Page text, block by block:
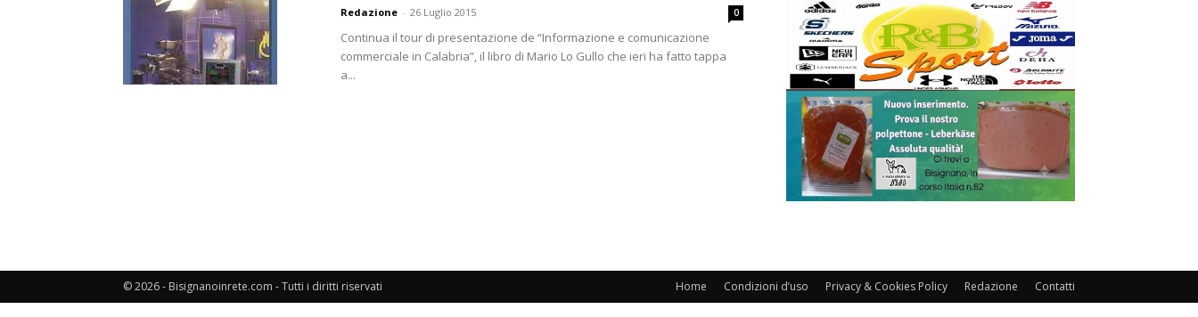
Redazione - 26 Luglio 2015 0
Continua il tour di presentazione de “Informazione e comunicazione
commerciale in Calabria”, il libro di Mario Lo Gullo che ieri ha fatto tappa
a...
Home Condizioni d’uso Privacy & Cookies Policy Redazione Contatti
© 2026 - Bisignanoinrete.com - Tutti i diritti riservati